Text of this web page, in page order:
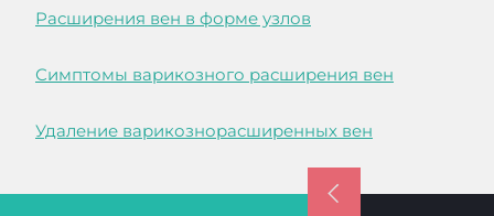
Расширения вен в форме узлов
Симптомы варикозного расширения вен
Удаление варикознорасширенных вен